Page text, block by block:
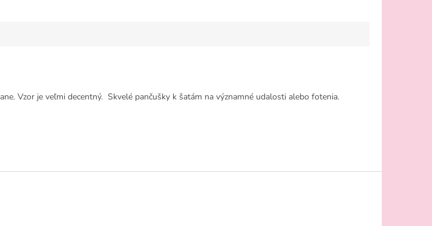
Vzor je veľmi decentný. Skvelé pančušky k šatám na významné udalosti alebo fotenia.